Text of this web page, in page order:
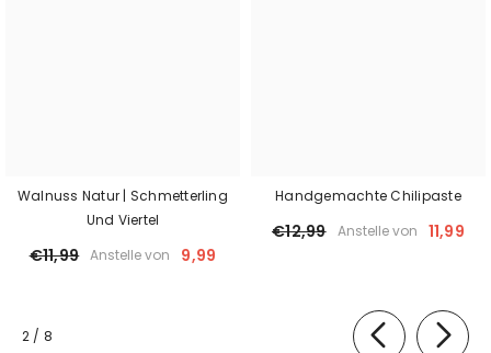
Walnuss Natur | Schmetterling
Und Viertel
€11,99 Anstelle von 9,99
Handgemachte Chilipaste
€12,99 Anstelle von 11,99
2 / von
8